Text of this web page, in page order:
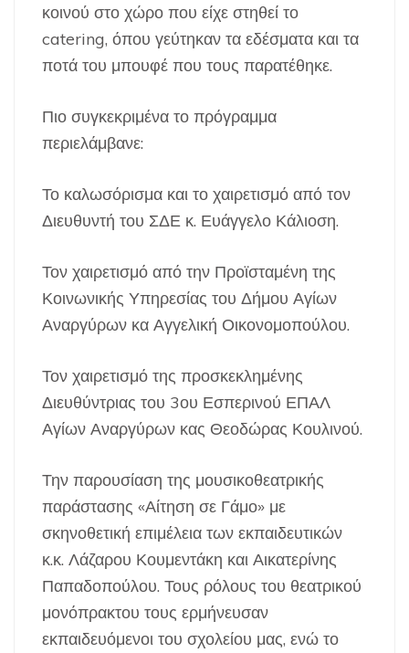
κοινού στο χώρο που είχε στηθεί το
catering, όπου γεύτηκαν τα εδέσματα και τα
ποτά του μπουφέ που τους παρατέθηκε.
Πιο συγκεκριμένα το πρόγραμμα
περιελάμβανε:
Το καλωσόρισμα και το χαιρετισμό από τον
Διευθυντή του ΣΔΕ κ. Ευάγγελο Κάλιοση.
Τον χαιρετισμό από την Προϊσταμένη της
Κοινωνικής Υπηρεσίας του Δήμου Αγίων
Αναργύρων κα Αγγελική Οικονομοπούλου.
Τον χαιρετισμό της προσκεκλημένης
Διευθύντριας του 3ου Εσπερινού ΕΠΑΛ
Αγίων Αναργύρων κας Θεοδώρας Κουλινού.
Την παρουσίαση της μουσικοθεατρικής
παράστασης «Αίτηση σε Γάμο» με
σκηνοθετική επιμέλεια των εκπαιδευτικών
κ.κ. Λάζαρου Κουμεντάκη και Αικατερίνης
Παπαδοπούλου. Τους ρόλους του θεατρικού
μονόπρακτου τους ερμήνευσαν
εκπαιδευόμενοι του σχολείου μας, ενώ το